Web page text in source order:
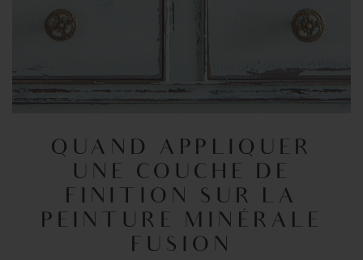
QUAND APPLIQUER
UNE COUCHE DE
FINITION SUR LA
PEINTURE MINÉRALE
FUSION